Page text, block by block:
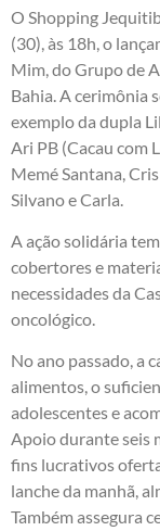
O Shopping
(30), às 18h, o
Mim, do Grupo de
Bahia. A cerimônia
exemplo da dupla
Ari PB (Cacau com
Memé Santana,
Silvano e Carla.
A ação solidária
cobertores e
necessidades da
oncológico.
No ano passado, a
alimentos, o
adolescentes e
Apoio durante seis
fins lucrativos
lanche da manhã,
Também assegura